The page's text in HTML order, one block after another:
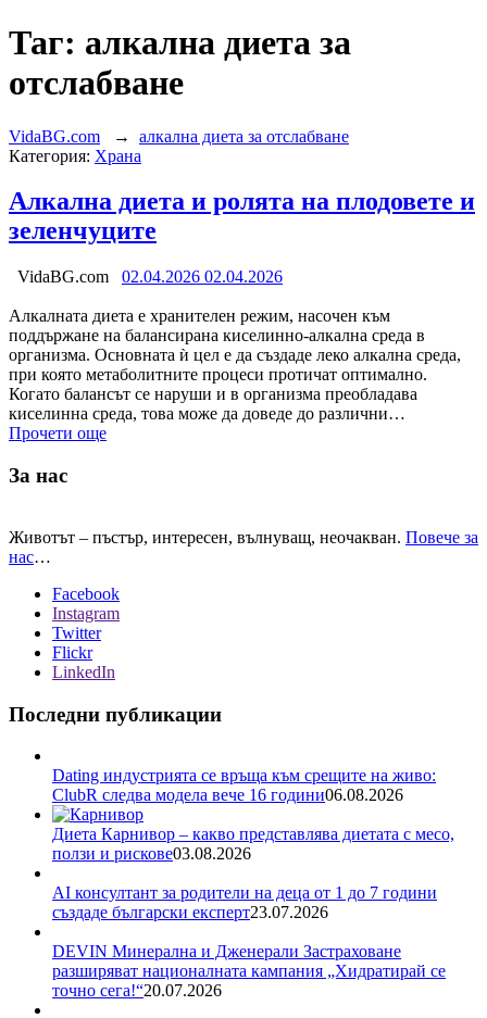
Таг: алкална диета за
отслабване
VidaBG.com → алкална диета за отслабване
Категория: Храна
Алкална диета и ролята на плодовете и
зеленчуците
VidaBG.com 02.04.2026 02.04.2026
Алкалната диета е хранителен режим, насочен към
поддържане на балансирана киселинно-алкална среда в
организма. Основната ѝ цел е да създаде леко алкална среда,
при която метаболитните процеси протичат оптимално.
Когато балансът се наруши и в организма преобладава
киселинна среда, това може да доведе до различни…
Прочети още
За нас
Животът – пъстър, интересен, вълнуващ, неочакван. Повече за
нас…
Facebook
Instagram
Twitter
Flickr
LinkedIn
Последни публикации
Dating индустрията се връща към срещите на живо:
ClubR следва модела вече 16 години06.08.2026
Диета Карнивор – какво представлява диетата с месо,
ползи и рискове03.08.2026
AI консултант за родители на деца от 1 до 7 години
създаде български експерт23.07.2026
DEVIN Минерална и Дженерали Застраховане
разширяват националната кампания „Хидратирай се
точно сега!“20.07.2026